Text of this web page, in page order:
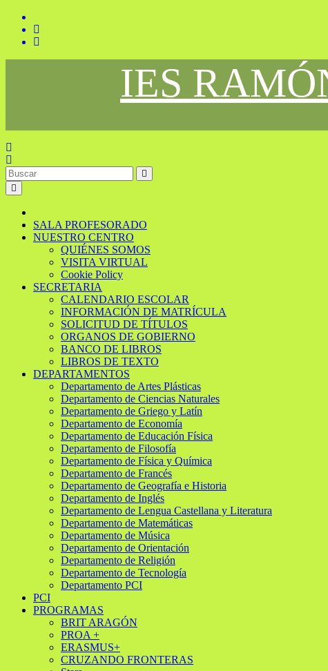
Saltar
contenido
IES
SALA PROFESORADO
NUESTRO CENTRO
QUIÉNES SOMOS
VISITA VIRTUAL
Cookie Policy
SECRETARIA
CALENDARIO ESCOLAR
INFORMACIÓN DE MATRÍCULA
SOLICITUD DE TÍTULOS
ORGANOS DE GOBIERNO
BANCO DE LIBROS
LIBROS DE TEXTO
DEPARTAMENTOS
Departamento de Artes Plásticas
Departamento de Ciencias Naturales
Departamento de Griego y Latín
Departamento de Economía
Departamento de Educación Física
Departamento de Filosofía
Departamento de Física y Química
Departamento de Francés
Departamento de Geografía e Historia
Departamento de Inglés
Departamento de Lengua Castellana y Literatura
Departamento de Matemáticas
Departamento de Música
Departamento de Orientación
Departamento de Religión
Departamento de Tecnología
Departamento PCI
PCI
PROGRAMAS
BRIT ARAGÓN
PROA +
ERASMUS+
CRUZANDO FRONTERAS